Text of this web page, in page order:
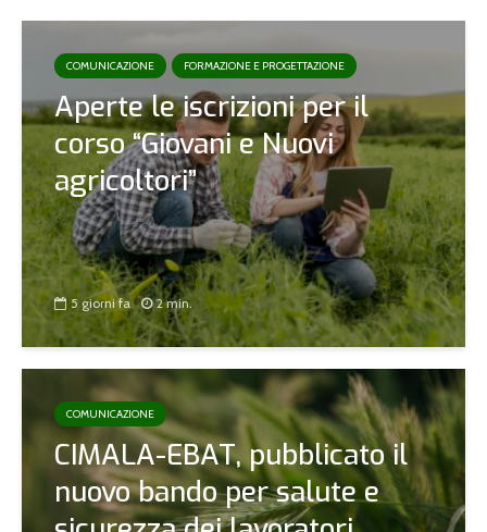
COMUNICAZIONE FORMAZIONE E PROGETTAZIONE
Aperte le iscrizioni per il
corso “Giovani e Nuovi
agricoltori”
5 giorni fa 2 min.
COMUNICAZIONE
CIMALA-EBAT, pubblicato il
nuovo bando per salute e